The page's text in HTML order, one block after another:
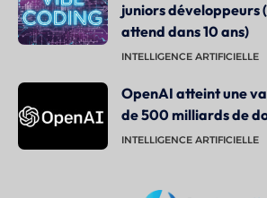
juniors développeurs
attend dans 10 ans)
INTELLIGENCE ARTIFICIELLE
OpenAI atteint une
de 500 milliards de
INTELLIGENCE ARTIFICIELLE